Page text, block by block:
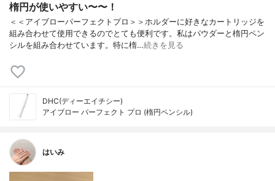
楕円が使いやすい〜〜！
＜＜アイブローパーフェクトプロ＞＞ホルダーに好きなカートリッジを
組み合わせて使用できるのでとても便利です。私はパウダーと楕円ペン
シルを組み合わせています。特に楕…続きを見る
DHC(ディーエイチシー)
アイブロー パーフェクト プロ (楕円ペンシル)
はいみ